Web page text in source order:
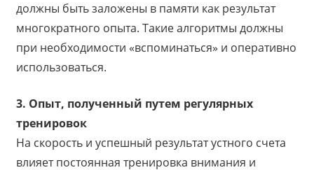
должны быть заложены в памяти как результат
многократного опыта. Такие алгоритмы должны
при необходимости «вспоминаться» и оперативно
использоваться.
3. Опыт, полученный путем регулярных
тренировок
На скорость и успешный результат устного счета
влияет постоянная тренировка внимания и